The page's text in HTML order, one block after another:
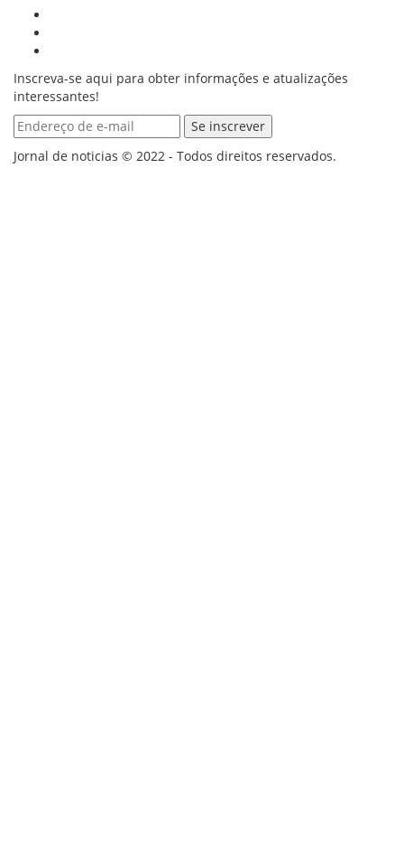
Inscreva-se aqui para obter informações e atualizações
interessantes!
Jornal de noticias © 2022 - Todos direitos reservados.